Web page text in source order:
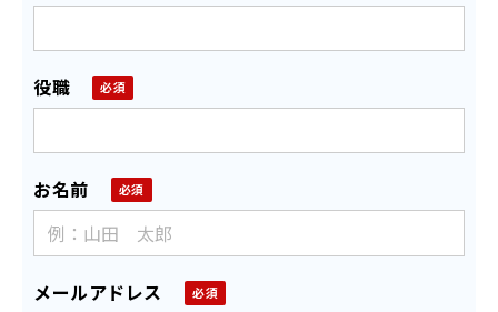
役職
お名前
メールアドレス